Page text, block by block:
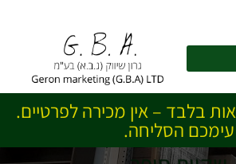
בלבד – אין מכירה לפרטיים.
עימכם הסליחה.